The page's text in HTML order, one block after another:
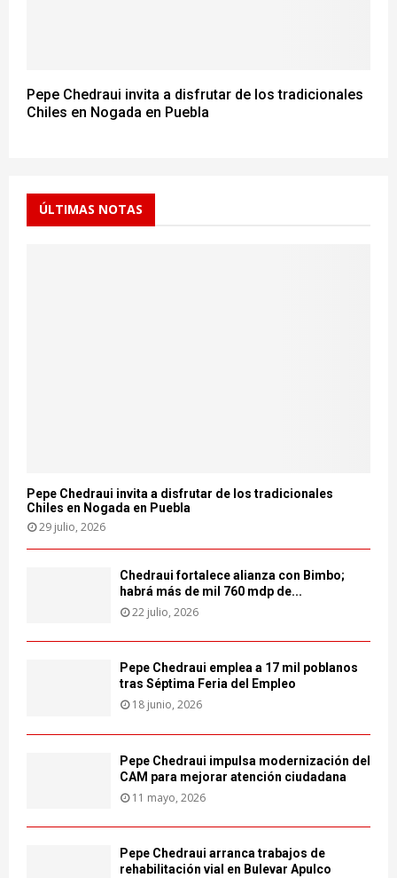
Pepe Chedraui invita a disfrutar de los tradicionales
Chiles en Nogada en Puebla
ÚLTIMAS NOTAS
Pepe Chedraui invita a disfrutar de los tradicionales
Chiles en Nogada en Puebla
29 julio, 2026
Chedraui fortalece alianza con Bimbo;
habrá más de mil 760 mdp de...
22 julio, 2026
Pepe Chedraui emplea a 17 mil poblanos
tras Séptima Feria del Empleo
18 junio, 2026
Pepe Chedraui impulsa modernización del
CAM para mejorar atención ciudadana
11 mayo, 2026
Pepe Chedraui arranca trabajos de
rehabilitación vial en Bulevar Apulco